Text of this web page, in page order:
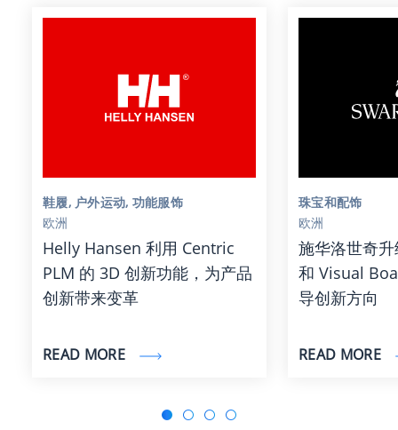
鞋履, 户外运动, 功能服饰
欧洲
Helly Hansen 利用 Centric
PLM 的 3D 创新功能，为产品
创新带来变革
READ MORE
珠宝和配饰
欧洲
施华洛世奇
和 Visual
导创新方向
READ MORE